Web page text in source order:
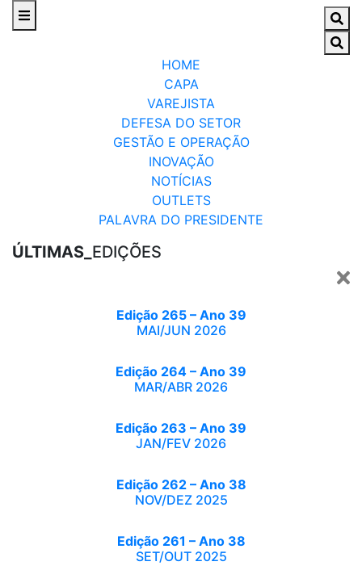
HOME
CAPA
VAREJISTA
DEFESA DO SETOR
GESTÃO E OPERAÇÃO
INOVAÇÃO
NOTÍCIAS
OUTLETS
PALAVRA DO PRESIDENTE
ÚLTIMAS_ EDIÇÕES
Edição 265 – Ano 39
MAI/JUN 2026
Edição 264 – Ano 39
MAR/ABR 2026
Edição 263 – Ano 39
JAN/FEV 2026
Edição 262 – Ano 38
NOV/DEZ 2025
Edição 261 – Ano 38
SET/OUT 2025